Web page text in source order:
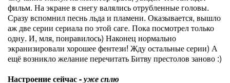
фильм. На экране в снегу валялись отрубленные головы.
Сразу вспомнил песнь льда и пламени. Оказывается, вышло
аж две серии сериала по этой саге. Пока посмотрел только
одну. И, мля, понравилось) Наконец нормально
экранизировали хорошее фентези! Жду остальные серии) А
ещё возникло желание перечитать Битву престолов заново :)
Настроение сейчас -уже сплю